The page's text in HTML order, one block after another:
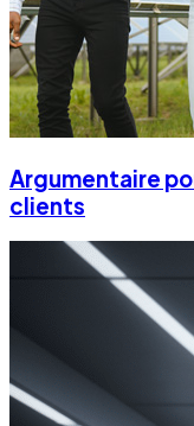
Argumentaire
clients